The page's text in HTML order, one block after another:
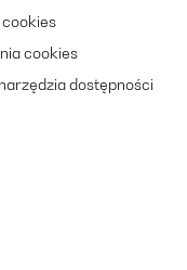
cookies
dostępności